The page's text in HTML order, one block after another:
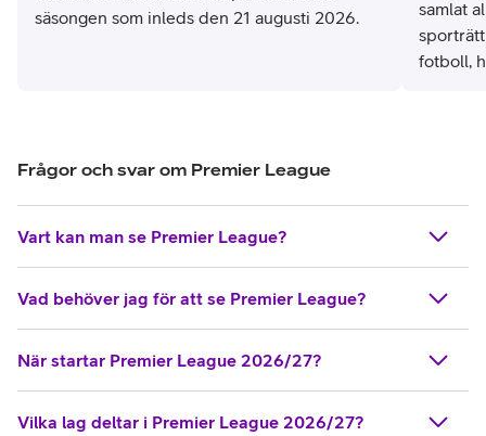
Premier League grundades 1992 när de 22 bästa
klubbarna i det engelska ligasystemet bröt sig ur Football
sina favoritlag vecka ut och vecka in under säsongen, i
hopp om att få se dem titulera sig som mästare.
säsongen som inleds den 21 augusti 2026.
samlat
fotboll,
Frågor och svar om Premier League
Vart kan man se Premier League?
Vad behöver jag för att se Premier League?
När startar Premier League 2026/27?
Vilka lag deltar i Premier League 2026/27?